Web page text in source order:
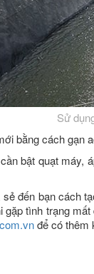
Sử
bằng cách gạn
bật quạt máy,
đến bạn cách
gặp tình trạng
để có thêm